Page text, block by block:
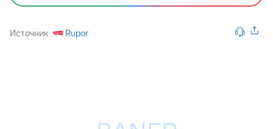
Источник Rupor